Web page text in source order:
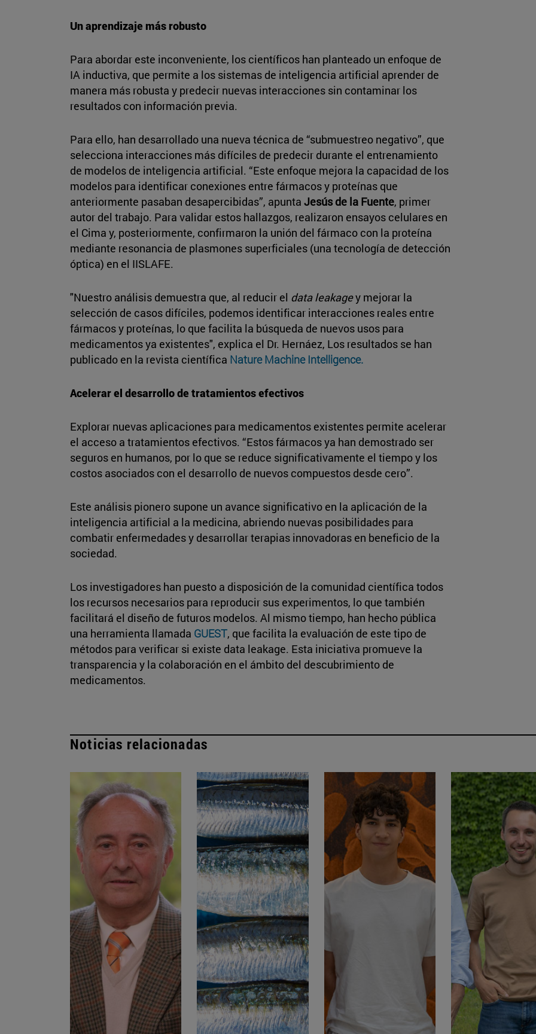
Un aprendizaje más robusto
Para abordar este inconveniente, los científicos han planteado un enfoque de
IA inductiva, que permite a los sistemas de inteligencia artificial aprender de
manera más robusta y predecir nuevas interacciones sin contaminar los
resultados con información previa.
Para ello, han desarrollado una nueva técnica de “submuestreo negativo”, que
selecciona interacciones más difíciles de predecir durante el entrenamiento
de modelos de inteligencia artificial. “Este enfoque mejora la capacidad de los
modelos para identificar conexiones entre fármacos y proteínas que
anteriormente pasaban desapercibidas”, apunta Jesús de la Fuente, primer
autor del trabajo. Para validar estos hallazgos, realizaron ensayos celulares en
el Cima y, posteriormente, confirmaron la unión del fármaco con la proteína
mediante resonancia de plasmones superficiales (una tecnología de detección
óptica) en el IISLAFE.
"Nuestro análisis demuestra que, al reducir el data leakagey mejorar la
selección de casos difíciles, podemos identificar interacciones reales entre
fármacos y proteínas, lo que facilita la búsqueda de nuevos usos para
medicamentos ya existentes", explica el Dr. Hernáez, Los resultados se han
publicado en la revista científica Nature Machine Intelligence.
Acelerar el desarrollo de tratamientos efectivos
Explorar nuevas aplicaciones para medicamentos existentes permite acelerar
el acceso a tratamientos efectivos. “Estos fármacos ya han demostrado ser
seguros en humanos, por lo que se reduce significativamente el tiempo y los
costos asociados con el desarrollo de nuevos compuestos desde cero”.
Este análisis pionero supone un avance significativo en la aplicación de la
inteligencia artificial a la medicina, abriendo nuevas posibilidades para
combatir enfermedades y desarrollar terapias innovadoras en beneficio de la
sociedad.
Los investigadores han puesto a disposición de la comunidad científica todos
los recursos necesarios para reproducir sus experimentos, lo que también
facilitará el diseño de futuros modelos. Al mismo tiempo, han hecho pública
una herramienta llamada GUEST, que facilita la evaluación de este tipo de
métodos para verificar si existe data leakage. Esta iniciativa promueve la
transparencia y la colaboración en el ámbito del descubrimiento de
medicamentos.
Noticias relacionadas